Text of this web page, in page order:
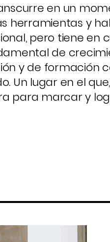
en un
herramientas y
pero tiene en
de
y de formación
Un lugar en el
para marcar y